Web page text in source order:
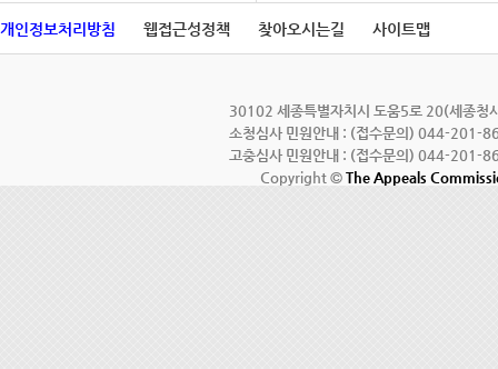
개인정보처리방침 웹접근성정책 찾아오시는길 사이트맵
30102 세종특별자치시 도움5로 20(세종
소청심사 민원안내 : (접수문의) 044-
고충심사 민원안내 : (접수문의) 044-
Copyright © The Appeals